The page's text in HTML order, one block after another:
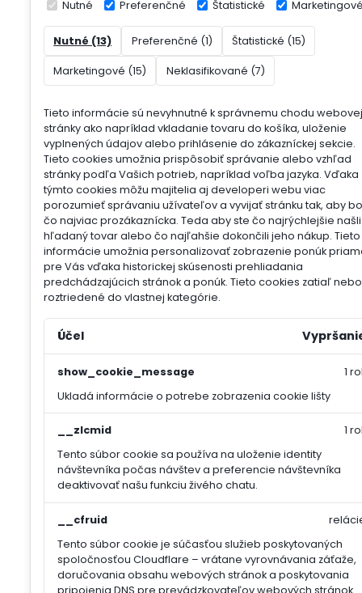
Nutné Preferenčné Štatistické Marketingové
Nutné (13) Preferenčné (1) Štatistické (15)
Marketingové (15) Neklasifikované (7)
Tieto informácie sú nevyhnutné k správnemu chodu webovej
stránky ako napríklad vkladanie tovaru do košíka, uloženie
vyplnených údajov alebo prihlásenie do zákazníckej sekcie.
Tieto cookies umožnia prispôsobiť správanie alebo vzhľad
stránky podľa Vašich potrieb, napríklad voľba jazyka. Vďaka
týmto cookies môžu majitelia aj developeri webu viac
porozumieť správaniu užívateľov a vyvijať stránku tak, aby
čo najviac prozákaznícka. Teda aby ste čo najrýchlejšie našli
hľadaný tovar alebo čo najľahšie dokončili jeho nákup. Tieto
informácie umožnia personalizovať zobrazenie ponúk
pre Vás vďaka historickej skúsenosti prehliadania
predchádzajúcich stránok a ponúk. Tieto cookies zatiaľ
roztriedené do vlastnej kategórie.
Účel
show_cookie_message
Ukladá informácie o potrebe zobrazenia cookie lišty
1
__zlcmid
Tento súbor cookie sa používa na uloženie identity
návštevníka počas návštev a preferencie návštevníka
deaktivovať našu funkciu živého chatu.
1
__cfruid
Tento súbor cookie je súčasťou služieb poskytovaných
spoločnosťou Cloudflare – vrátane vyrovnávania záťaže,
doručovania obsahu webových stránok a poskytovania
pripojenia DNS pre prevádzkovateľov webových stránok.